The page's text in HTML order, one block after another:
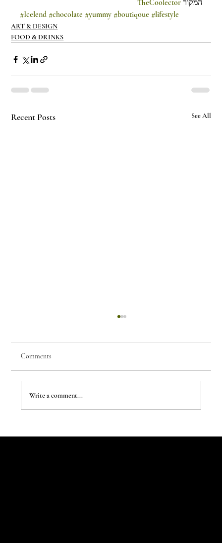
המקור TheCoolector
#Icelend #chocolate #yummy #boutiqoue #lifestyle
ART & DESIGN
FOOD & DRINKS
Recent Posts See All
Comments
Write a comment...